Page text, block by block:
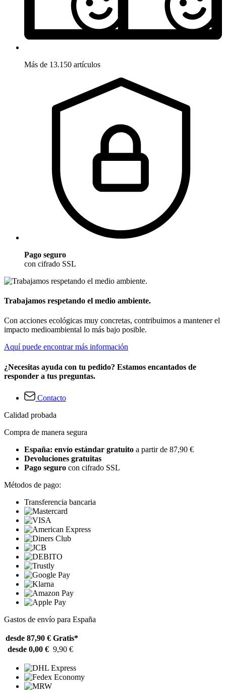
Más de 13.150 artículos
Pago seguro
con cifrado SSL
Trabajamos respetando el medio ambiente.
Con acciones ecológicas muy concretas, contribuimos a mantener el
impacto medioambiental lo más bajo posible.
Aquí puede encontrar más información
¿Necesitas ayuda con tu pedido? Estamos encantados de
responder a tus preguntas.
Contacto
Calidad probada
Compra de manera segura
España: envío estándar gratuito a partir de 87,90 €
Devoluciones gratuitas
Pago seguro con cifrado SSL
Métodos de pago:
Transferencia bancaria
Gastos de envío para España
desde 87,90 € Gratis*
desde 0,00 € 9,90 €